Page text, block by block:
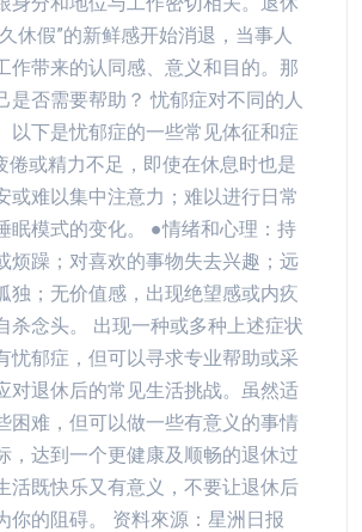
休假”的新鲜感开始消退，当事人
作带来的认同感、意义和目的。那
是否需要帮助？ 忧郁症对不同的人
以下是忧郁症的一些常见体征和症
倦或精力不足，即使在休息时也是
或难以集中注意力；难以进行日常
眠模式的变化。 ●情绪和心理：持
烦躁；对喜欢的事物失去兴趣；远
独；无价值感，出现绝望感或内疚
杀念头。 出现一种或多种上述症状
忧郁症，但可以寻求专业帮助或采
对退休后的常见生活挑战。虽然适
困难，但可以做一些有意义的事情
，达到一个更健康及顺畅的退休过
活既快乐又有意义，不要让退休后
你的阻碍。 资料來源：星洲日报